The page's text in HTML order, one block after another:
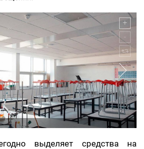
выделяет средства на